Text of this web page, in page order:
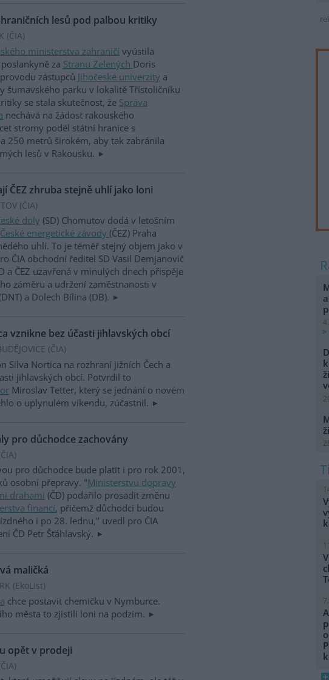
lesů pod palbou kritiky
(ČIA)
ministerstva zahraničí vyústila
za Stranu Zelených Doris
zástupců Jihočeské univerzity a
šumavského parku v lokalitě Třístoličníku
se stala skutečnost, že Správa
nechává na žádost rakouského
stromy podél státní hranice s
250 metrů širokém, aby tak zabránila
lesů v Rakousku.
ČEZ zhruba stejně uhlí jako loni
(ČIA)
doly (SD) Chomutov dodá v letošním
České energetické závody (ČEZ) Praha
uhlí. To je téměř stejný objem jako v
ČIA obchodní ředitel SD Vasil Demjanovič
a ČEZ uzavřená v minulých dnech přispěje
záměru a udržení zaměstnanosti v
a Dolech Bílina (DB).
vznikne bez účasti jihlavských obcí
(ČIA)
Silva Nortica na rozhraní jižních Čech a
jihlavských obcí. Potvrdil to
Miroslav Tetter, který se jednání o novém
o uplynulém víkendu, zúčastnil.
pro důchodce zachovány
ČIA)
pro důchodce bude platit i pro rok 2001,
osobní přepravy. "Ministerstvu dopravy
drahami (ČD) podařilo prosadit změnu
financí, přičemž důchodci budou
i po 28. lednu," uvedl pro ČIA
ČD Petr Šťáhlavský.
maličká
(EkoList)
chce postavit chemičku v Nymburce.
města to zjistili loni na podzim.
opět v prodeji
ČIA)